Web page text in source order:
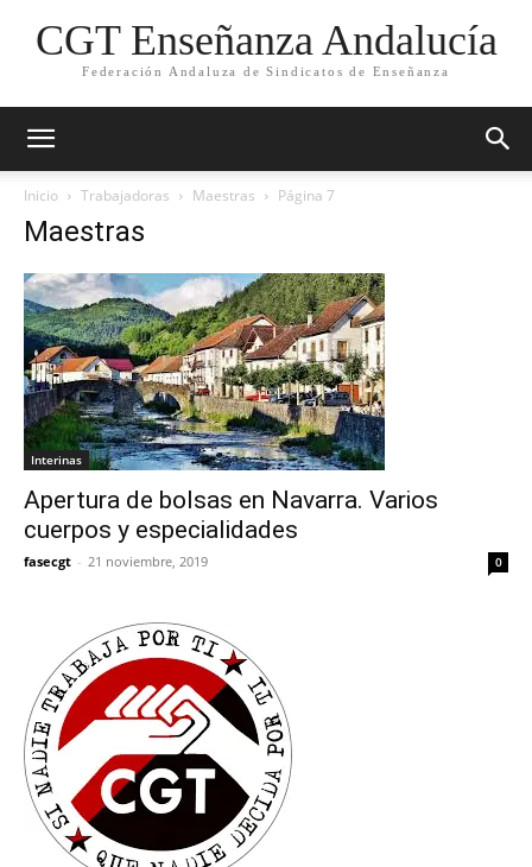
CGT Enseñanza Andalucía
Federación Andaluza de Sindicatos de Enseñanza
Inicio Trabajadoras Maestras Página 7
Maestras
Interinas
Apertura de bolsas en Navarra. Varios
cuerpos y especialidades
fasecgt - 21 noviembre, 2019 0